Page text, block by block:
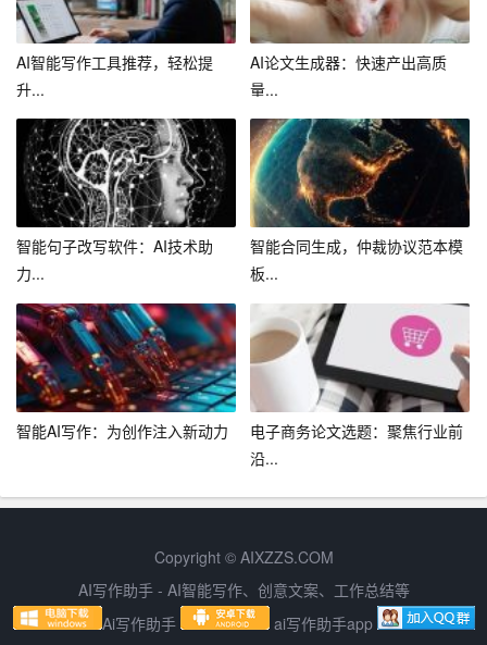
3. 技术成熟度：虽然AI智能写作技术取得了一定的进展，
但仍然需要在算法、数据和硬件等方面不断优化和完善。
四、我国AI智能写作的发展现状
近年来，我国AI智能写作技术取得了显著的成果，广泛应
用于新闻报道、文章撰写、创意写作等领域。一些知名企
业和研究机构也在积极研发和推广AI智能写作技术，如百
度、阿里巴巴、腾讯等。此外，我国政府也高度重视AI智
能写作技术的发展，出台了一系列政策和措施，鼓励和支
持AI技术在文化创意产业的创新应用。
五、结语
AI智能写作作为创意与技术完美融合的典范，为人类带来
了全新的创作体验和便利。虽然目前仍存在一定的挑战和
问题，但随着技术的不断发展和优化，AI智能写作有望在
未来的写作领域发挥更加重要的作用，助力我国文化创意
AI智能写作工具推荐，轻松提
升...
AI论文生成器：快速产出高质
量...
智能句子改写软件：AI技术助
力...
智能合同生成，仲裁协议范本模
板...
智能AI写作：为创作注入新动力
电子商务论文选题：聚焦行业前
沿...
Copyright © AIXZZS.COM
AI写作助手 - AI智能写作、创意文案、工作总结等
Ai写作助手
ai写作助手app